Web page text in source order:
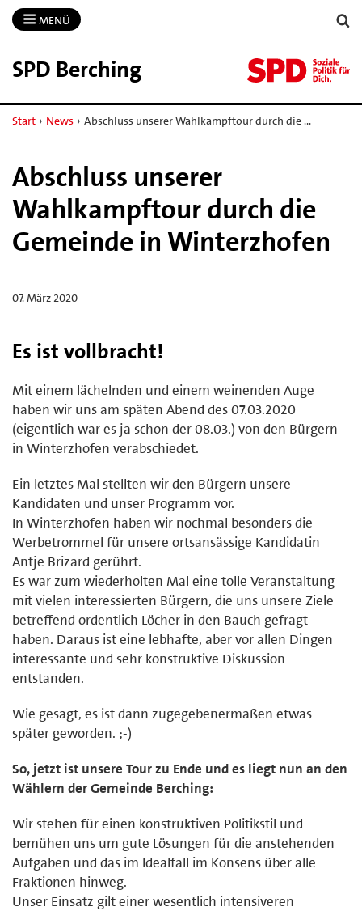
MENÜ
SPD Berching
Start › News › Abschluss unserer Wahlkampftour durch die …
Abschluss unserer
Wahlkampftour durch die
Gemeinde in Winterzhofen
07. März 2020
Es ist vollbracht!
Mit einem lächelnden und einem weinenden Auge
haben wir uns am späten Abend des 07.03.2020
(eigentlich war es ja schon der 08.03.) von den Bürgern
in Winterzhofen verabschiedet.
Ein letztes Mal stellten wir den Bürgern unsere
Kandidaten und unser Programm vor.
In Winterzhofen haben wir nochmal besonders die
Werbetrommel für unsere ortsansässige Kandidatin
Antje Brizard gerührt.
Es war zum wiederholten Mal eine tolle Veranstaltung
mit vielen interessierten Bürgern, die uns unsere Ziele
betreffend ordentlich Löcher in den Bauch gefragt
haben. Daraus ist eine lebhafte, aber vor allen Dingen
interessante und sehr konstruktive Diskussion
entstanden.
Wie gesagt, es ist dann zugegebenermaßen etwas
später geworden. ;-)
So, jetzt ist unsere Tour zu Ende und es liegt nun an den
Wählern der Gemeinde Berching:
Wir stehen für einen konstruktiven Politikstil und
bemühen uns um gute Lösungen für die anstehenden
Aufgaben und das im Idealfall im Konsens über alle
Fraktionen hinweg.
Unser Einsatz gilt einer wesentlich intensiveren